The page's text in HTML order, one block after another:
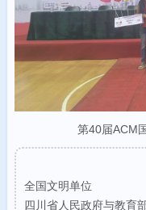
第40届ACM
全国文明单位
四川省人民政府与教育